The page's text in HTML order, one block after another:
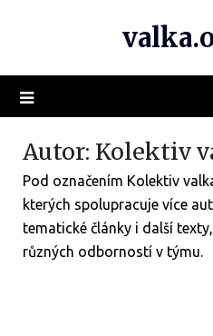
Autor: Kolektiv
Pod označením Kolektiv
kterých spolupracuje více
tematické články i další
různých odborností v týmu.